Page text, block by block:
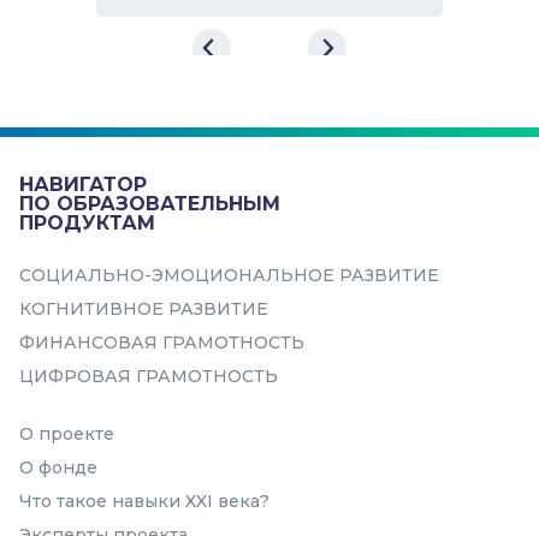
Онлайн курс по машинному
Курс разработан при участии
достаточного для участия в оли...
Базовые навыки
Программирование
Искусственный интеллект
НАВИГАТОР
ПО ОБРАЗОВАТЕЛЬНЫМ
ПРОДУКТАМ
СОЦИАЛЬНО-ЭМОЦИОНАЛЬНОЕ РАЗВИТИЕ
КОГНИТИВНОЕ РАЗВИТИЕ
ФИНАНСОВАЯ ГРАМОТНОСТЬ
ЦИФРОВАЯ ГРАМОТНОСТЬ
О проекте
О фонде
Что такое навыки XXI века?